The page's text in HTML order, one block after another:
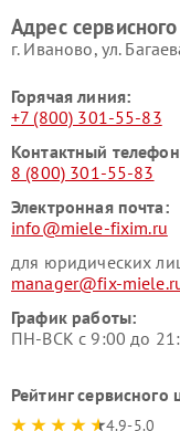
Miele
Адрес
г. Иваново, ул.
Горячая линия:
+7 (800) 301-55-83
Контактный
8 (800) 301-55-83
Электронная почта:
info@miele-fixim.ru
для юридических
manager@fix-
График работы:
ПН-ВСК с 9:00 до
Рейтинг сервисного
4.9-5.0